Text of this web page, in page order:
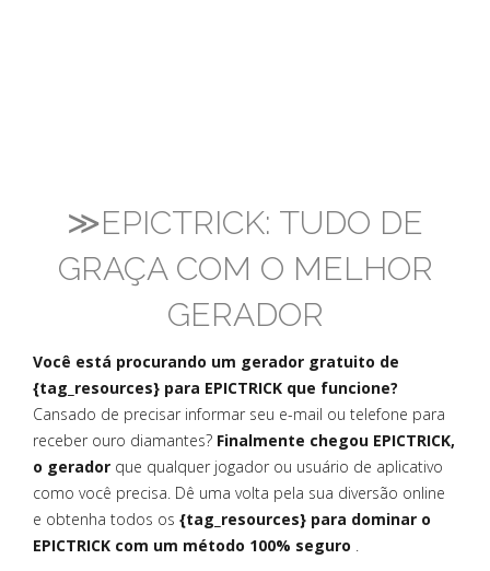
≫EPICTRICK: TUDO DE
GRAÇA COM O MELHOR
GERADOR
Você está procurando um gerador gratuito de
{tag_resources} para EPICTRICK que funcione?
Cansado de precisar informar seu e-mail ou telefone para
receber ouro diamantes? Finalmente chegou EPICTRICK,
o gerador que qualquer jogador ou usuário de aplicativo
como você precisa. Dê uma volta pela sua diversão online
e obtenha todos os {tag_resources} para dominar o
EPICTRICK com um método 100% seguro .